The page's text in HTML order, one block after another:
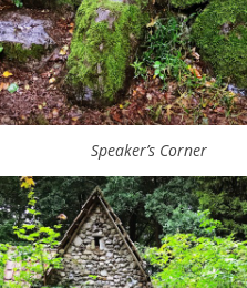
Speaker’s Corner